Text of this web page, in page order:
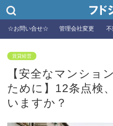
☆お問い合せ☆ 管理会社変更
賃貸経営
【安全なマンショ
ために】12条点検
いますか？